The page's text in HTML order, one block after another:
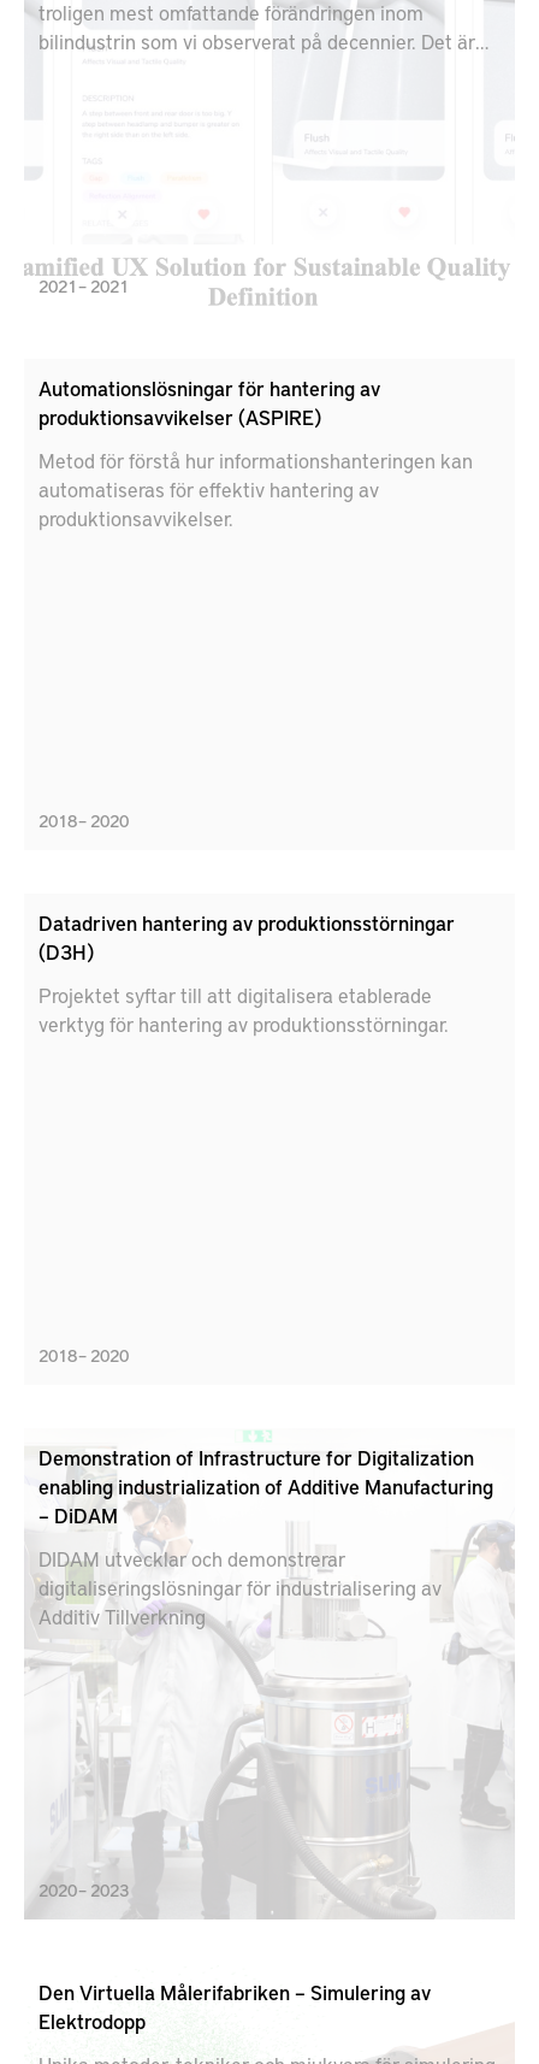
troligen mest omfattande förändringen inom
bilindustrin som vi observerat på decennier. Det är
uppkopplade funktioner, materialval, och
att hjälpa ingenjörer att definiera, verifiera och
produktutveckling.
2021 – 2021
Automationslösningar för hantering av
produktionsavvikelser (ASPIRE)
Metod för förstå hur informationshanteringen kan
automatiseras för effektiv hantering av
produktionsavvikelser.
2018 – 2020
Datadriven hantering av produktionsstörningar
(D3H)
Projektet syftar till att digitalisera etablerade
verktyg för hantering av produktionsstörningar.
2018 – 2020
Demonstration of Infrastructure for Digitalization
enabling industrialization of Additive Manufacturing
– DiDAM
DIDAM utvecklar och demonstrerar
digitaliseringslösningar för industrialisering av
Additiv Tillverkning
2020 – 2023
Den Virtuella Målerifabriken – Simulering av
Elektrodopp